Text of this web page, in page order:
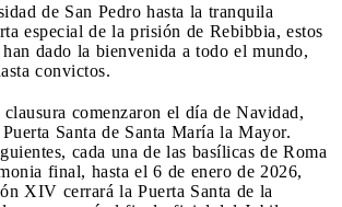
de San Pedro hasta la tranquila
especial de la prisión de Rebibbia, estos
han dado la bienvenida a todo el mundo,
convictos.
comenzaron el día de Navidad,
Santa de Santa María la Mayor.
cada una de las basílicas de Roma
final, hasta el 6 de enero de 2026,
XIV cerrará la Puerta Santa de la